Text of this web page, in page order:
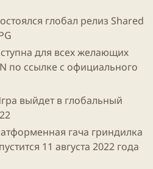
глобал релиз Shared
для всех желающих
по ссылке с официального
выйдет в глобальный
гача гриндилка
11 августа 2022 года